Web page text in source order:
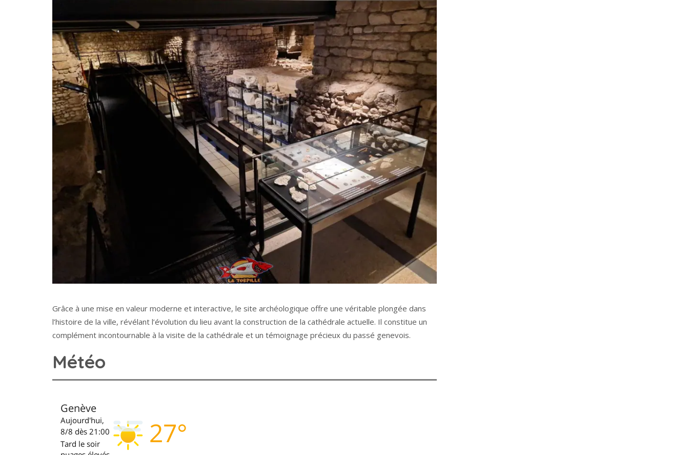
Grâce à une mise en valeur moderne et interactive, le site archéologique offre une véritable plongée dans
l’histoire de la ville, révélant l’évolution du lieu avant la construction de la cathédrale actuelle. Il constitue un
complément incontournable à la visite de la cathédrale et un témoignage précieux du passé genevois.
Météo